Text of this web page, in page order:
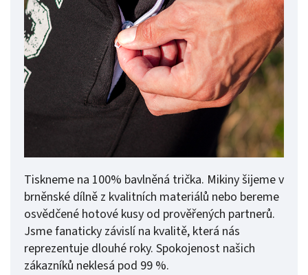
Tiskneme na 100% bavlněná trička. Mikiny šijeme v
brněnské dílně z kvalitních materiálů nebo bereme
osvědčené hotové kusy od prověřených partnerů.
Jsme fanaticky závislí na kvalitě, která nás
reprezentuje dlouhé roky. Spokojenost našich
zákazníků neklesá pod 99 %.